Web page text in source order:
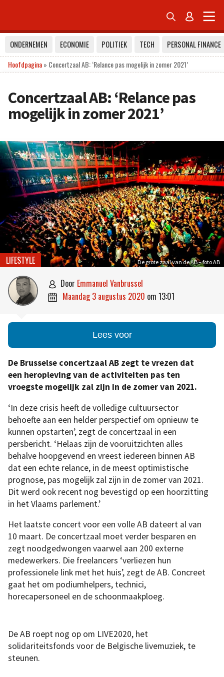
 
ONDERNEMEN ECONOMIE POLITIEK TECH
PERSONAL FINANCE
Hoofdpagina» Concertzaal AB: ‘Relance pas mogelijk in zomer 2021’
Concertzaal AB: ‘Relance pas
mogelijk in zomer 2021’
De grote zaal van de AB – foto AB
LIFESTYLE
 door Emmanuel Vanbrussel
 maandag 3 augustus 2020 om 13:01
Lees voor
De Brusselse concertzaal AB zegt te vrezen dat
een heropleving van de activiteiten pas ten
vroegste mogelijk zal zijn in de zomer van 2021.
‘In deze crisis heeft de volledige cultuursector
behoefte aan een helder perspectief om opnieuw te
kunnen opstarten’, zegt de concertzaal in een
persbericht. ‘Helaas zijn de vooruitzichten alles
behalve hoopgevend en vreest iedereen binnen AB
dat een echte relance, in de meest optimistische
prognose, pas mogelijk zal zijn in de zomer van 2021.
Dit werd ook recent nog bevestigd op een hoorzitting
in het Vlaams parlement.’
Het laatste concert voor een volle AB dateert al van
10 maart. De concertzaal moet verder besparen en
zegt noodgedwongen vaarwel aan 200 externe
medewerkers. Die freelancers ‘verliezen hun
professionele link met het huis’, zegt de AB. Concreet
gaat het om podiumhelpers, technici,
horecapersoneel en de schoonmaakploeg.
De AB roept nog op om LIVE2020, het
solidariteitsfonds voor de Belgische livemuziek, te
steunen.